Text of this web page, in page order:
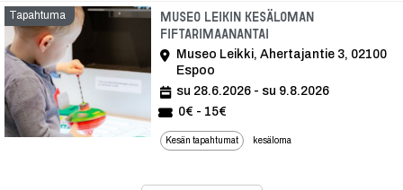
Tapahtuma
Museo Leikin kesäloman
Fiftarimaanantai
Museo Leikki, Ahertajantie 3, 02100
Espoo
su 28.6.2026 - su 9.8.2026
0€ - 15€
Kesän tapahtumat kesäloma